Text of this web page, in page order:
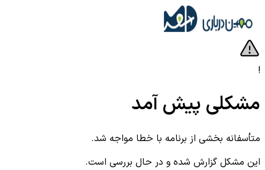
!
مشکلی پیش آمد
متأسفانه بخشی از برنامه با خطا مواجه شد.
این مشکل گزارش شده و در حال بررسی است.